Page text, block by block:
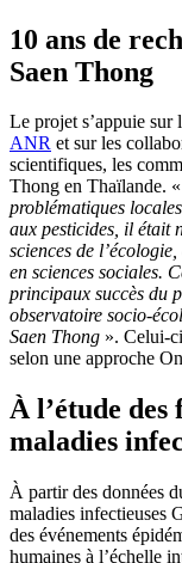
10 ans de
Saen Thong
Le projet s’appuie sur
ANR et sur les
scientifiques, les
Thong en Thaïlande. «
problématiques
aux pesticides, il était
sciences de
en sciences sociales.
principaux succès du
observatoire socio-
Saen Thong ». Celui-
selon une approche
À l’étude des
maladies
À partir des données
maladies infectieuses
des événements
humaines à l’échelle